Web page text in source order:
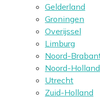
Gelderland
Groningen
Overijssel
Limburg
Noord-
Noord-Holland
Utrecht
Zuid-Holland